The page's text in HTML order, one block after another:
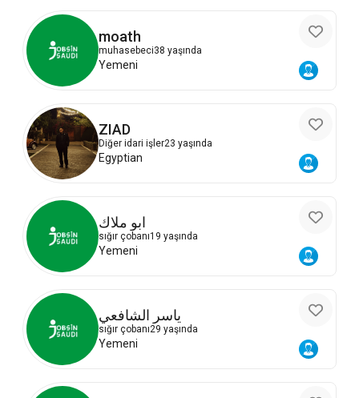
moath
muhasebeci38 yaşında
Yemeni
ZIAD
Diğer idari işler23 yaşında
Egyptian
ابو ملاك
sığır çobanı19 yaşında
Yemeni
ياسر الشافعي
sığır çobanı29 yaşında
Yemeni